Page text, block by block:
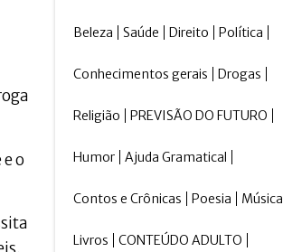
o
Beleza Saúde Direito Política
Conhecimentos gerais Drogas
Religião PREVISÃO DO FUTURO
Humor Ajuda Gramatical
Contos e Crônicas Poesia Música
Livros CONTEÚDO ADULTO